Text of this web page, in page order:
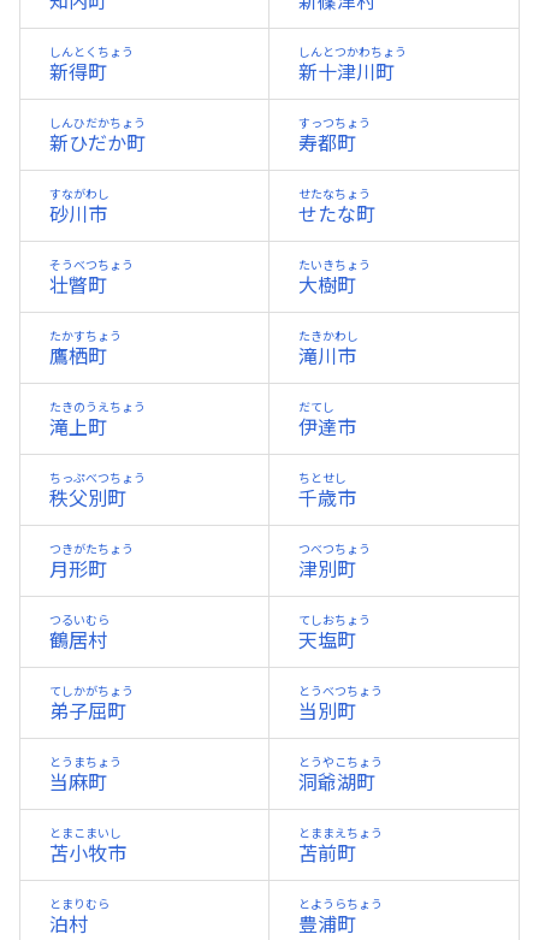
新得町
しんとくちょう
新十津川町
しんとつかわちょう
新ひだか町
しんひだかちょう
寿都町
すっつちょう
砂川市
すながわし
せたな町
せたなちょう
壮瞥町
そうべつちょう
大樹町
たいきちょう
鷹栖町
たかすちょう
滝川市
たきかわし
滝上町
たきのうえちょう
伊達市
だてし
秩父別町
ちっぷべつちょう
千歳市
ちとせし
月形町
つきがたちょう
津別町
つべつちょう
鶴居村
つるいむら
天塩町
てしおちょう
弟子屈町
てしかがちょう
当別町
とうべつちょう
当麻町
とうまちょう
洞爺湖町
とうやこちょう
苫小牧市
とまこまいし
苫前町
とままえちょう
泊村
とまりむら
豊浦町
とようらちょう